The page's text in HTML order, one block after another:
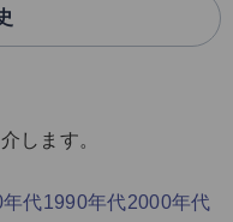
します。
代1990年代2000年代